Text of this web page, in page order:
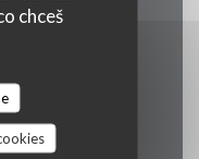
chceš